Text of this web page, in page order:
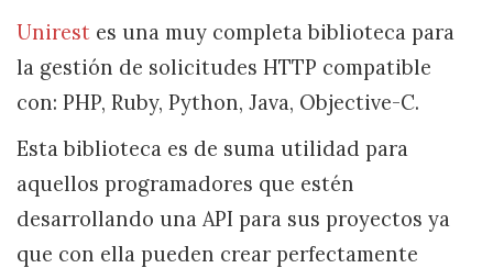
Unirest es una muy completa biblioteca para
la gestión de solicitudes HTTP compatible
con: PHP, Ruby, Python, Java, Objective-C.
Esta biblioteca es de suma utilidad para
aquellos programadores que estén
desarrollando una API para sus proyectos ya
que con ella pueden crear perfectamente